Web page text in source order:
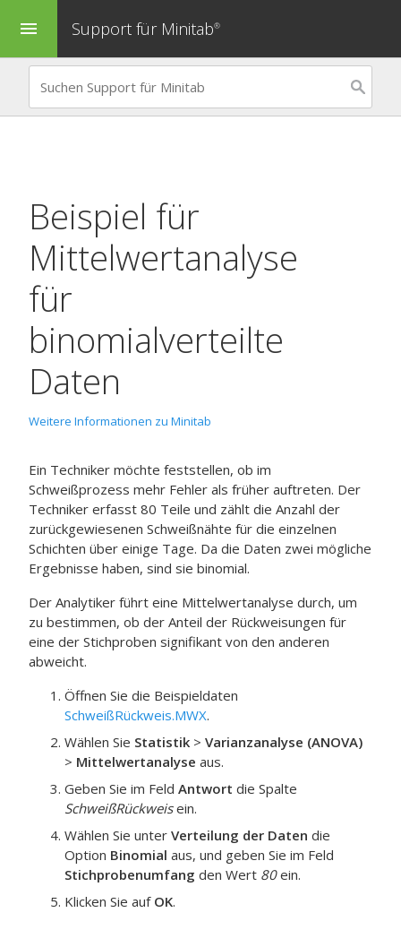
menu Support für Minitab®
Beispiel für
Mittelwertanalyse
für
binomialverteilte
Daten
Weitere Informationen zu Minitab
Ein Techniker möchte feststellen, ob im
Schweißprozess mehr Fehler als früher auftreten. Der
Techniker erfasst 80 Teile und zählt die Anzahl der
zurückgewiesenen Schweißnähte für die einzelnen
Schichten über einige Tage. Da die Daten zwei mögliche
Ergebnisse haben, sind sie binomial.
Der Analytiker führt eine Mittelwertanalyse durch, um
zu bestimmen, ob der Anteil der Rückweisungen für
eine der Stichproben signifikant von den anderen
abweicht.
Öffnen Sie die Beispieldaten
SchweißRückweis.MWX.
Wählen Sie Statistik > Varianzanalyse (ANOVA)
> Mittelwertanalyse aus.
Geben Sie im Feld Antwort die Spalte
SchweißRückweisein.
Wählen Sie unter Verteilung der Daten die
Option Binomial aus, und geben Sie im Feld
Stichprobenumfang den Wert 80ein.
Klicken Sie auf OK.